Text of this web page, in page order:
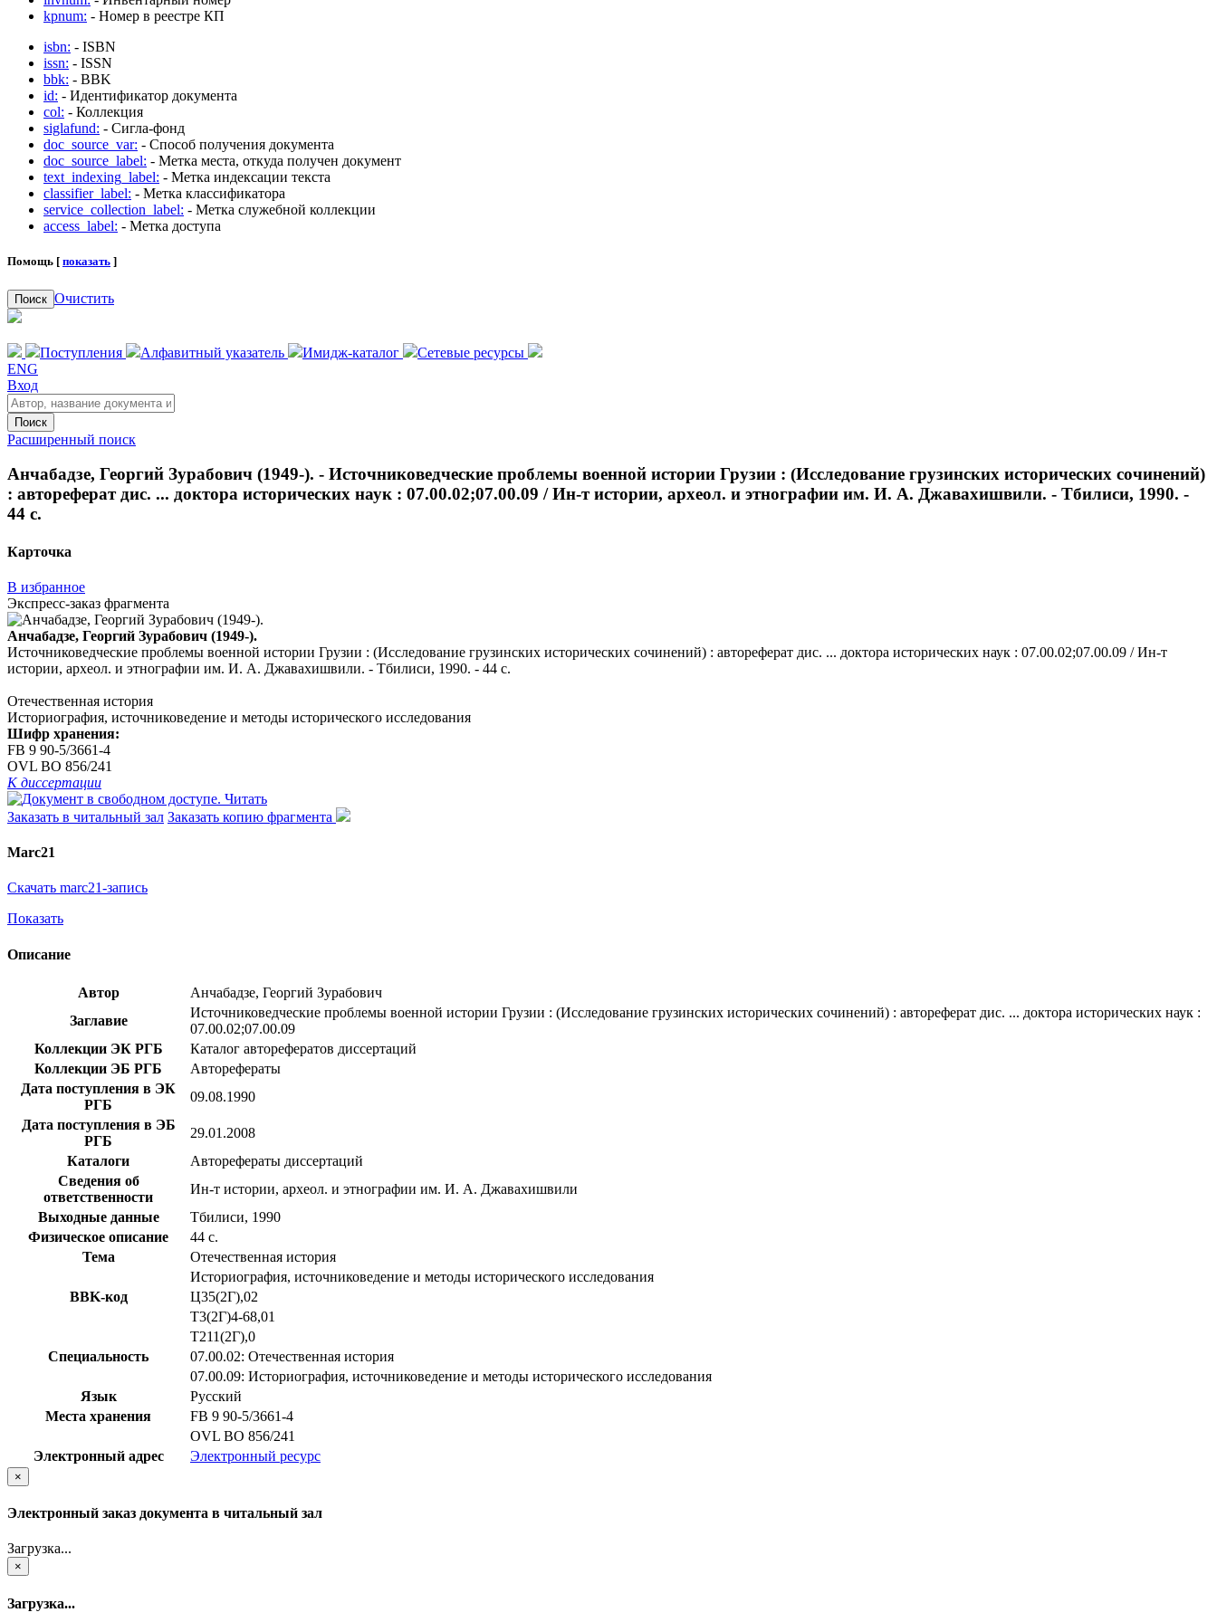
kpnum: - Номер в реестре КП
isbn: - ISBN
issn: - ISSN
bbk: - BBK
id: - Идентификатор документа
col: - Коллекция
siglafund: - Сигла-фонд
doc_source_var: - Способ получения документа
doc_source_label: - Метка места, откуда получен документ
text_indexing_label: - Метка индексации текста
classifier_label: - Метка классификатора
service_collection_label: - Метка служебной коллекции
access_label: - Метка доступа
Помощь [ показать ]
Поиск Очистить
Поступления Алфавитный указатель Имидж-каталог
Сетевые ресурсы
ENG
Вход
Поиск
Расширенный поиск
Анчабадзе, Георгий Зурабович (1949-). - Источниковедческие проблемы военной истории Грузии : (Исследование грузинских исторических сочинений)
: автореферат дис. ... доктора исторических наук : 07.00.02;07.00.09 / Ин-т истории, археол. и этнографии им. И. А. Джавахишвили. - Тбилиси, 1990. -
44 с.
Карточка
В избранное
Экспресс-заказ фрагмента
Анчабадзе, Георгий Зурабович (1949-).
Источниковедческие проблемы военной истории Грузии : (Исследование грузинских исторических сочинений) : автореферат дис. ... доктора исторических наук : 07.00.02;07.00.09 / Ин-т
истории, археол. и этнографии им. И. А. Джавахишвили. - Тбилиси, 1990. - 44 с.
Отечественная история
Историография, источниковедение и методы исторического исследования
Шифр хранения:
FB 9 90-5/3661-4
OVL ВО 856/241
К диссертации
Читать
Заказать в читальный зал Заказать копию фрагмента
Marc21
Скачать marc21-запись
Показать
Описание
Автор
Анчабадзе, Георгий Зурабович
Заглавие
Источниковедческие проблемы военной истории Грузии : (Исследование грузинских исторических сочинений) : автореферат дис. ... доктора исторических наук :
07.00.02;07.00.09
Коллекции ЭК РГБ
Каталог авторефератов диссертаций
Коллекции ЭБ РГБ
Авторефераты
Дата поступления в ЭК
РГБ
09.08.1990
Дата поступления в ЭБ
РГБ
29.01.2008
Каталоги
Авторефераты диссертаций
Сведения об
ответственности
Ин-т истории, археол. и этнографии им. И. А. Джавахишвили
Выходные данные
Тбилиси, 1990
Физическое описание
44 с.
Тема
Отечественная история
Историография, источниковедение и методы исторического исследования
BBK-код
Ц35(2Г),02
Т3(2Г)4-68,01
Т211(2Г),0
Специальность
07.00.02: Отечественная история
07.00.09: Историография, источниковедение и методы исторического исследования
Язык
Русский
Места хранения
FB 9 90-5/3661-4
OVL ВО 856/241
Электронный адрес
Электронный ресурс
×
Электронный заказ документа в читальный зал
Загрузка...
×
Загрузка...